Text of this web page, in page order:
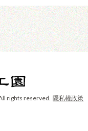
rights reserved.隱私權政策